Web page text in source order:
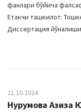
фанлари бўйича
Етакчи ташкилот:
Диссертация
21.10.2024
Нурумова Азиза